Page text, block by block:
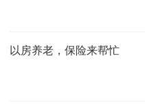
以房养老，保险来帮忙